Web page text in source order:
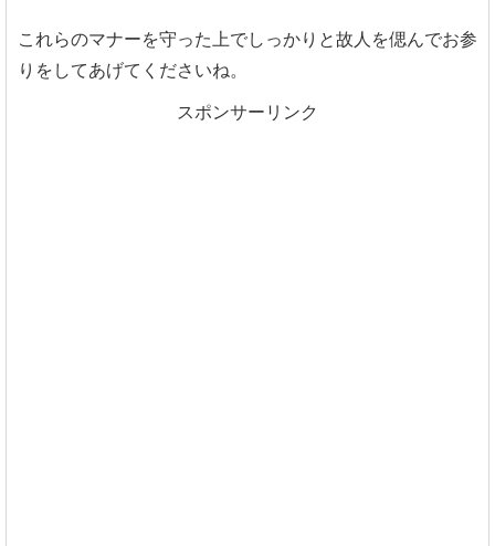
これらのマナーを守った上でしっかりと故人を偲んでお参
りをしてあげてくださいね。
スポンサーリンク